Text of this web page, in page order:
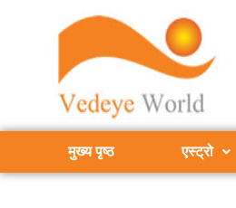
मुख्य पृष्ठ एस्ट्रो